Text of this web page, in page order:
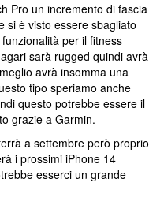
Pro un incremento di fascia
si è visto essere sbagliato
per il fitness
sarà rugged quindi avrà
avrà insomma una
tipo speriamo anche
questo potrebbe essere il
grazie a Garmin.
a settembre però proprio
i prossimi iPhone 14
esserci un grande